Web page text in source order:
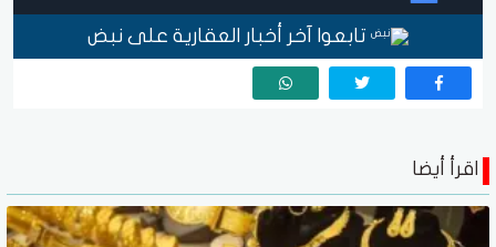
تابعوا آخر أخبار العقارية على نبض
اقرأ أيضا